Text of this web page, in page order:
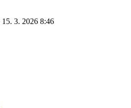
15. 3. 2026 8:46